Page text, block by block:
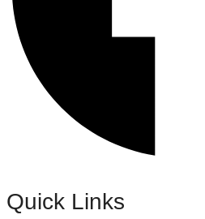
Quick Links